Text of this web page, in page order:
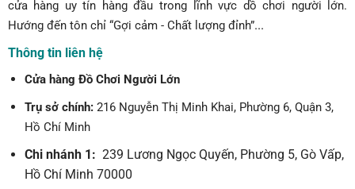
cửa hàng uy tín hàng đầu trong lĩnh vực dồ chơi người lớn.
Hướng đến tôn chỉ “Gợi cảm - Chất lượng đỉnh”...
Thông tin liên hệ
Cửa hàng Đồ Chơi Người Lớn
Trụ sở chính: 216 Nguyễn Thị Minh Khai, Phường 6, Quận 3,
Hồ Chí Minh
Chi nhánh 1: 239 Lương Ngọc Quyến, Phường 5, Gò Vấp,
Hồ Chí Minh 70000